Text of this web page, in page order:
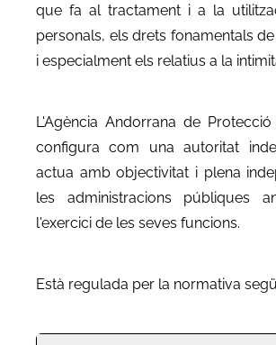
que fa al tractament i a la
personals, els drets fonamentals
i especialment els relatius a la
L'Agència Andorrana de
configura com una autoritat
actua amb objectivitat i plena
les administracions públiques
l'exercici de les seves funcions.
Està regulada per la normativa